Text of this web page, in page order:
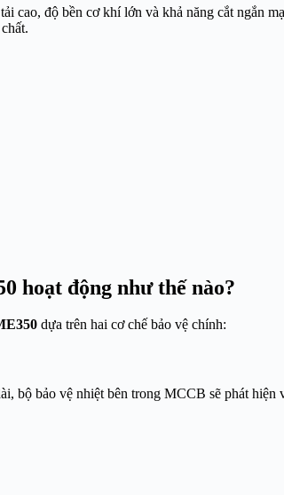
cao, độ bền cơ khí lớn và khả năng cắt ngắn
hoạt động như thế nào?
dựa trên hai cơ chế bảo vệ chính:
bộ bảo vệ nhiệt bên trong MCCB sẽ phát hiện